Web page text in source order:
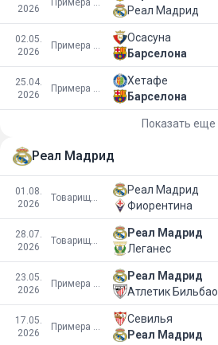
2026
Реал Мадрид
02.05.
2026
Осасуна
Барселона
25.04.
2026
Хетафе
Барселона
Показать еще
Реал Мадрид
01.08.
2026
Реал Мадрид
Фиорентина
28.07.
2026
Реал Мадрид
Леганес
23.05.
2026
Реал Мадрид
Атлетик Бильбао
17.05.
2026
Севилья
Реал Мадрид